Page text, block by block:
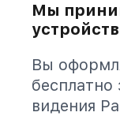
Мы
Вы
бесплатно
видения